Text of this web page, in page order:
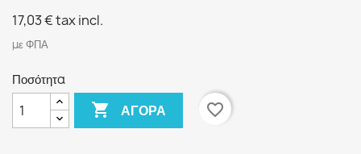
17,03 €tax incl.
με ΦΠΑ
Ποσότητα
 ΑΓΟΡΆ favorite_border